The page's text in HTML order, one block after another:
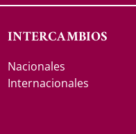
INTERCAMBIOS
Nacionales
Internacionales